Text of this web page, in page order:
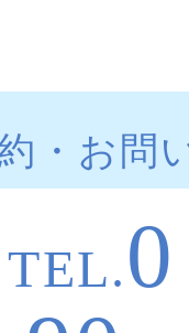
・お問
TEL.0